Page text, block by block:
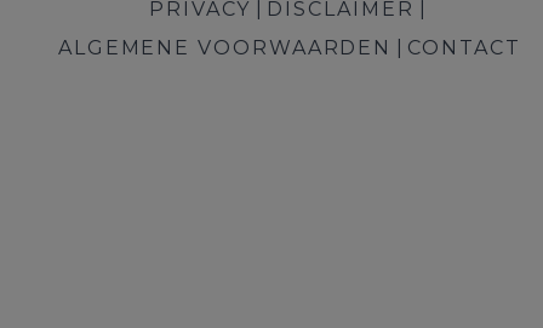
PRIVACY
DISCLAIMER
ALGEMENE VOORWAARDEN
CONTACT